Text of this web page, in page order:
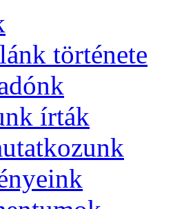
története
írták